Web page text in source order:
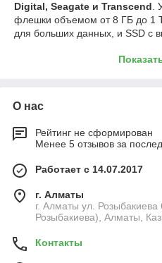
Digital, Seagate и Transcend
флешки объемом от 8 ГБ до 1
для больших данных, и SSD с
хранение и перенос данных,
О нас
Рейтинг не сформирован
Менее 5 отзывов за
Работает с 14.07.2017
г. Алматы
г. Алматы ул.
Розыбакиева), Алматы,
Контакты